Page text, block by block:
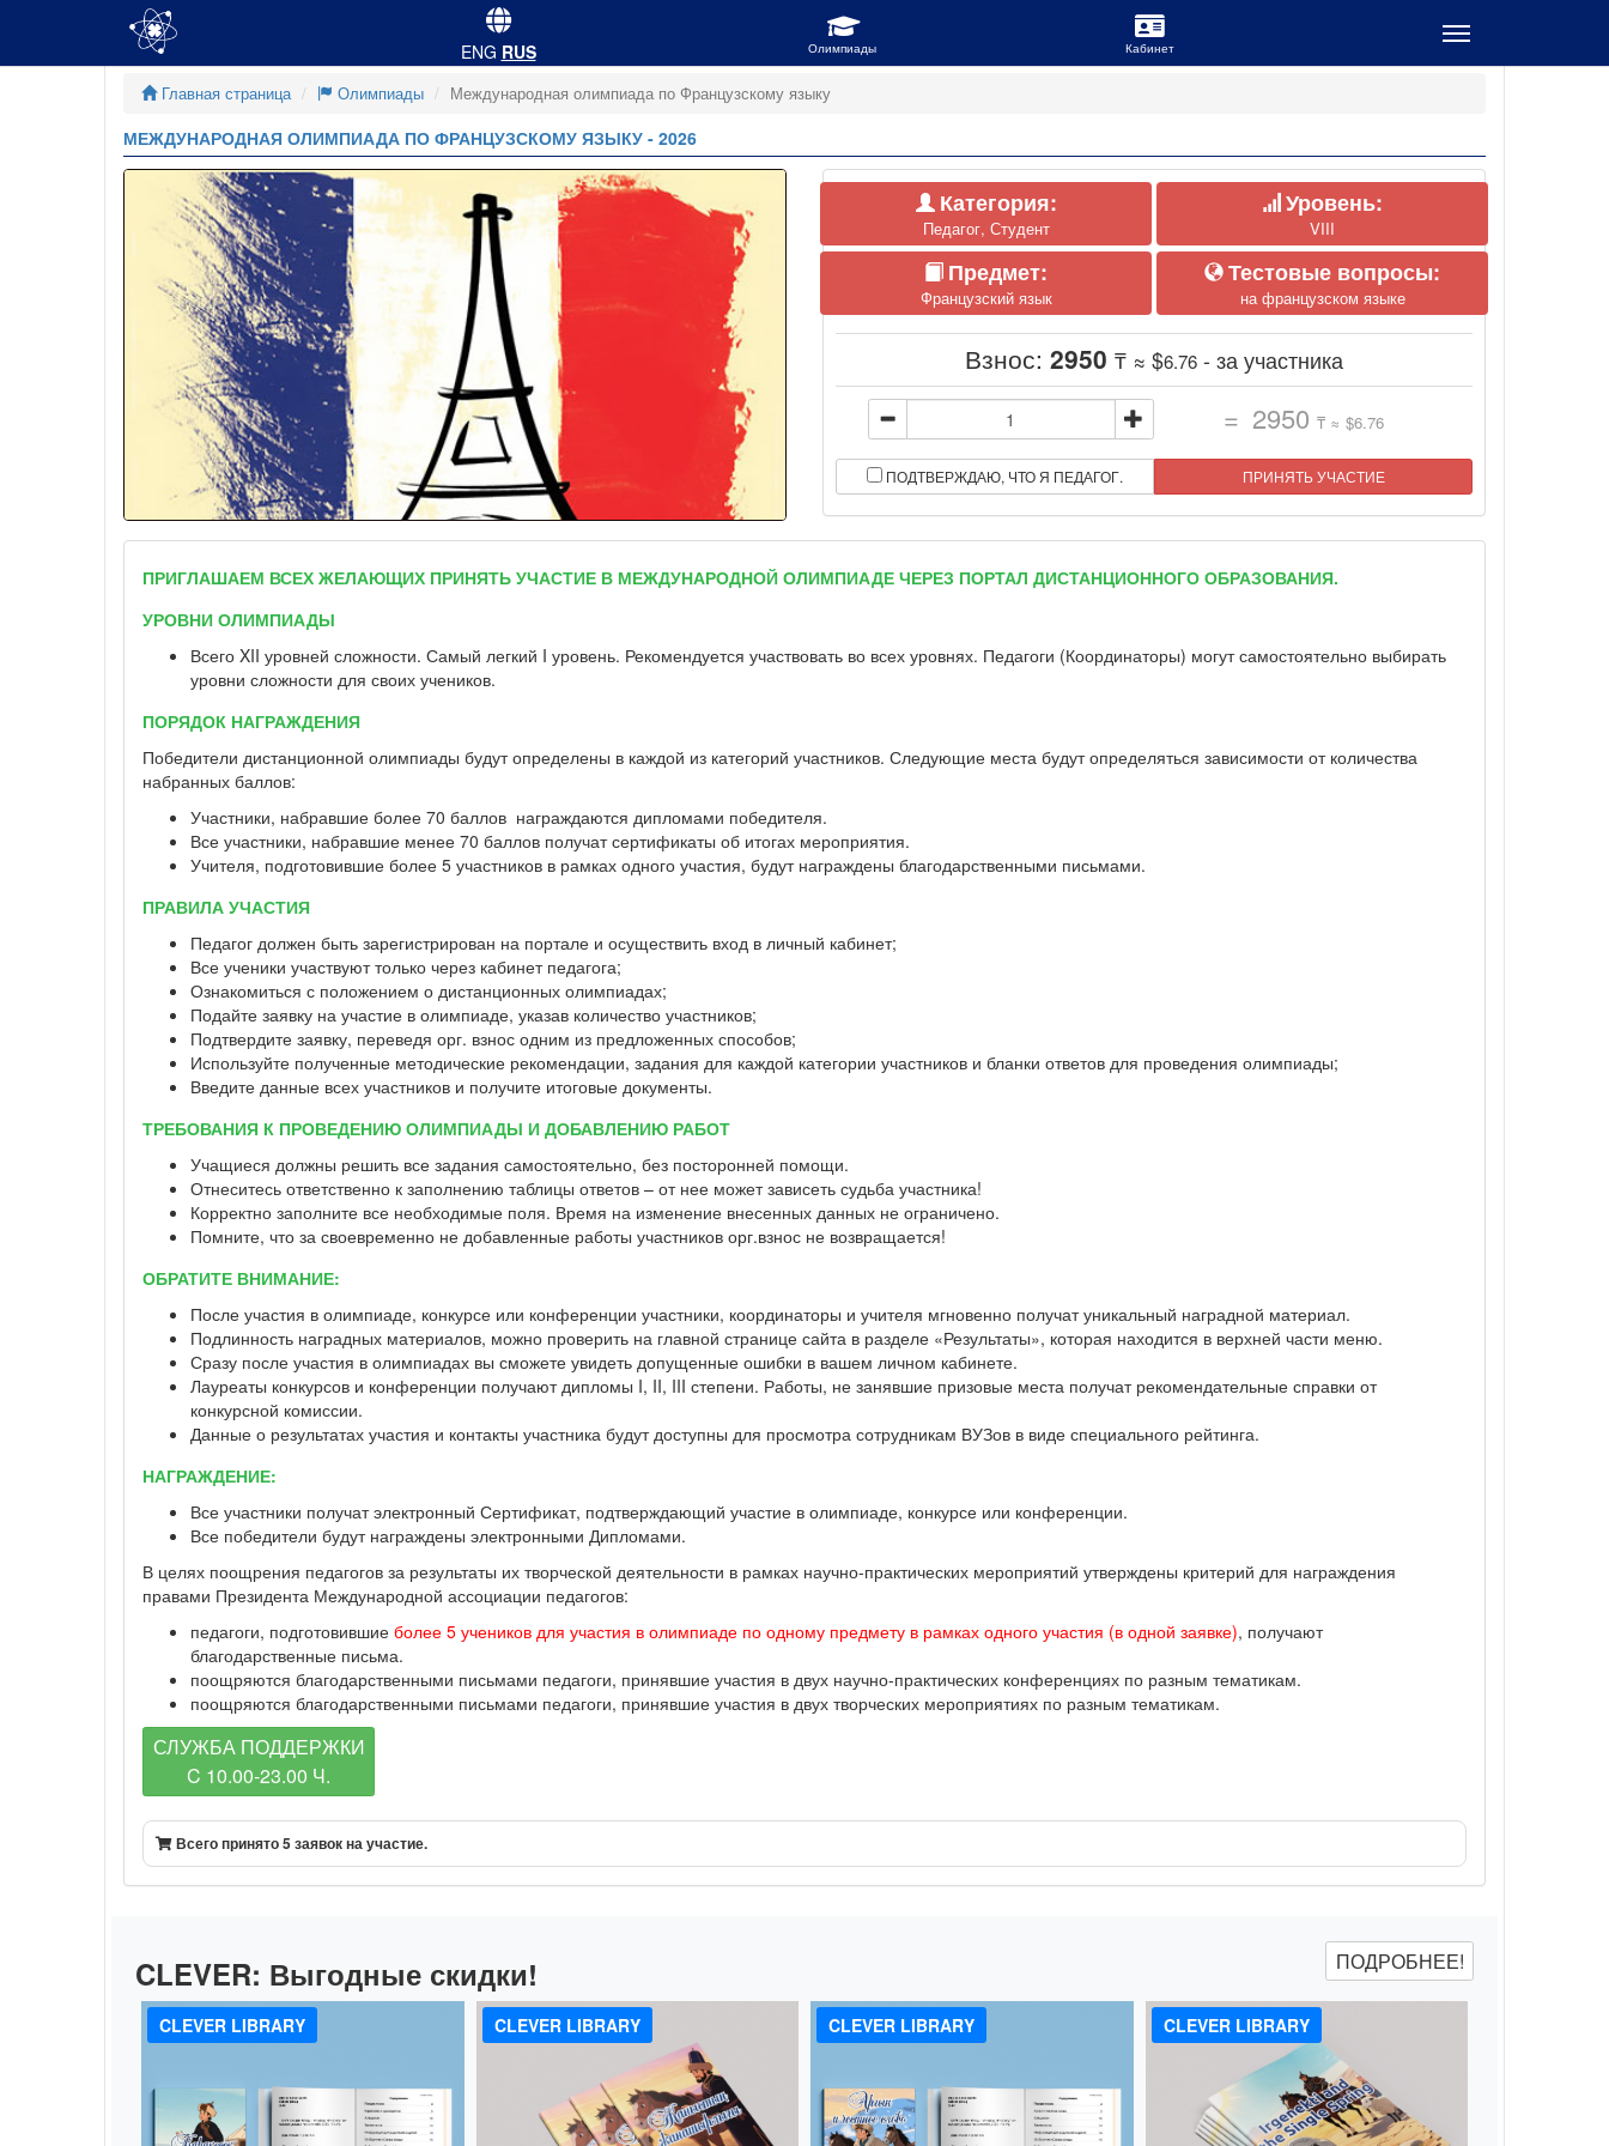
Главная страница Олимпиады Международная олимпиада по Французскому языку
МЕЖДУНАРОДНАЯ ОЛИМПИАДА ПО ФРАНЦУЗСКОМУ ЯЗЫКУ - 2026
Категория:
Педагог, Студент
Уровень:
VIII
Предмет:
Французский язык
Тестовые вопросы:
на французском языке
Взнос: 2950 ₸ ≈ $6.76 - за участника
= 2950 ₸ ≈ $6.76
ПОДТВЕРЖДАЮ, ЧТО Я ПЕДАГОГ. ПРИНЯТЬ УЧАСТИЕ
ПРИГЛАШАЕМ ВСЕХ ЖЕЛАЮЩИХ ПРИНЯТЬ УЧАСТИЕ В МЕЖДУНАРОДНОЙ ОЛИМПИАДЕ ЧЕРЕЗ ПОРТАЛ ДИСТАНЦИОННОГО ОБРАЗОВАНИЯ.
УРОВНИ ОЛИМПИАДЫ
Всего XII уровней сложности. Самый легкий I уровень. Рекомендуется участвовать во всех уровнях. Педагоги (Координаторы) могут самостоятельно выбирать
уровни сложности для своих учеников.
ПОРЯДОК НАГРАЖДЕНИЯ
Победители дистанционной олимпиады будут определены в каждой из категорий участников. Следующие места будут определяться зависимости от количества
набранных баллов:
Участники, набравшие более 70 баллов награждаются дипломами победителя.
Все участники, набравшие менее 70 баллов получат сертификаты об итогах мероприятия.
Учителя, подготовившие более 5 участников в рамках одного участия, будут награждены благодарственными письмами.
ПРАВИЛА УЧАСТИЯ
Педагог должен быть зарегистрирован на портале и осуществить вход в личный кабинет;
Все ученики участвуют только через кабинет педагога;
Ознакомиться с положением о дистанционных олимпиадах;
Подайте заявку на участие в олимпиаде, указав количество участников;
Подтвердите заявку, переведя орг. взнос одним из предложенных способов;
Используйте полученные методические рекомендации, задания для каждой категории участников и бланки ответов для проведения олимпиады;
Введите данные всех участников и получите итоговые документы.
ТРЕБОВАНИЯ К ПРОВЕДЕНИЮ ОЛИМПИАДЫ И ДОБАВЛЕНИЮ РАБОТ
Учащиеся должны решить все задания самостоятельно, без посторонней помощи.
Отнеситесь ответственно к заполнению таблицы ответов – от нее может зависеть судьба участника!
Корректно заполните все необходимые поля. Время на изменение внесенных данных не ограничено.
Помните, что за своевременно не добавленные работы участников орг.взнос не возвращается!
ОБРАТИТЕ ВНИМАНИЕ:
После участия в олимпиаде, конкурсе или конференции участники, координаторы и учителя мгновенно получат уникальный наградной материал.
Подлинность наградных материалов, можно проверить на главной странице сайта в разделе «Результаты», которая находится в верхней части меню.
Сразу после участия в олимпиадах вы сможете увидеть допущенные ошибки в вашем личном кабинете.
Лауреаты конкурсов и конференции получают дипломы I, II, III степени. Работы, не занявшие призовые места получат рекомендательные справки от
конкурсной комиссии.
Данные о результатах участия и контакты участника будут доступны для просмотра сотрудникам ВУЗов в виде специального рейтинга.
НАГРАЖДЕНИЕ:
Все участники получат электронный Сертификат, подтверждающий участие в олимпиаде, конкурсе или конференции.
Все победители будут награждены электронными Дипломами.
В целях поощрения педагогов за результаты их творческой деятельности в рамках научно-практических мероприятий утверждены критерий для награждения
правами Президента Международной ассоциации педагогов:
педагоги, подготовившие более 5 учеников для участия в олимпиаде по одному предмету в рамках одного участия (в одной заявке), получают
благодарственные письма.
поощряются благодарственными письмами педагоги, принявшие участия в двух научно-практических конференциях по разным тематикам.
поощряются благодарственными письмами педагоги, принявшие участия в двух творческих мероприятиях по разным тематикам.
СЛУЖБА ПОДДЕРЖКИ
C 10.00-23.00 Ч.
Всего принято 5 заявок на участие.
CLEVER: Выгодные скидки! ПОДРОБНЕЕ!
CLEVER LIBRARY CLEVER LIBRARY CLEVER LIBRARY CLEVER LIBRARY
ENG RUS